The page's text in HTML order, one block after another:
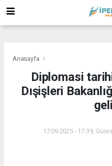
Anasayfa
Diplomasi
Dışişleri
17.09.2025 - 17:39,